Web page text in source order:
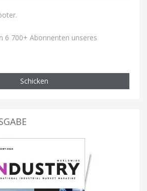
.
6 700+ Abonnenten unseres
Schicken